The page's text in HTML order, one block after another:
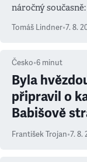
náročný
prioritu
Tomáš Lindner•7. 8.
Česko•6 minut
Byla
připravil o
Babišově
František Trojan•7. 8.